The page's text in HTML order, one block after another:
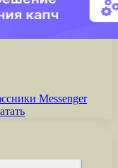
Messenger